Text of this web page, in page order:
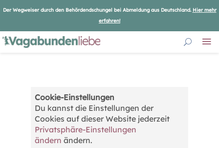
Der Wegweiser durch den Behördendschungel bei Abmeldung aus Deutschland. Hier mehr
erfahren!
Cookie-Einstellungen
Du kannst die Einstellungen der
Cookies auf dieser Website jederzeit
Privatsphäre-Einstellungen
ändern ändern.